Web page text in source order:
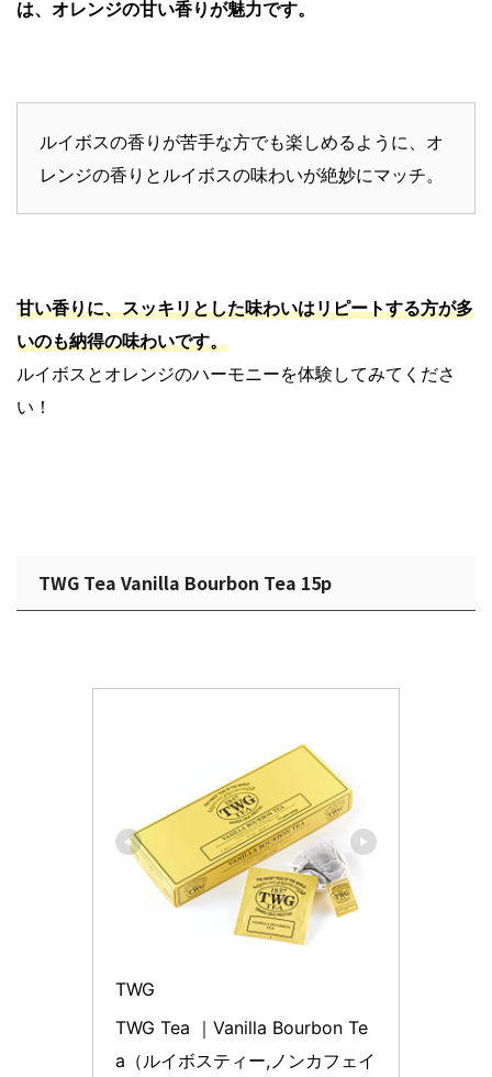
は、オレンジの甘い香りが魅力です。
ルイボスの香りが苦手な方でも楽しめるように、オ
レンジの香りとルイボスの味わいが絶妙にマッチ。
甘い香りに、スッキリとした味わいはリピートする方が多
いのも納得の味わいです。
ルイボスとオレンジのハーモニーを体験してみてくださ
い！
TWG Tea Vanilla Bourbon Tea 15p
TWG
TWG Tea ｜Vanilla Bourbon Te
a（ルイボスティー,ノンカフェイ